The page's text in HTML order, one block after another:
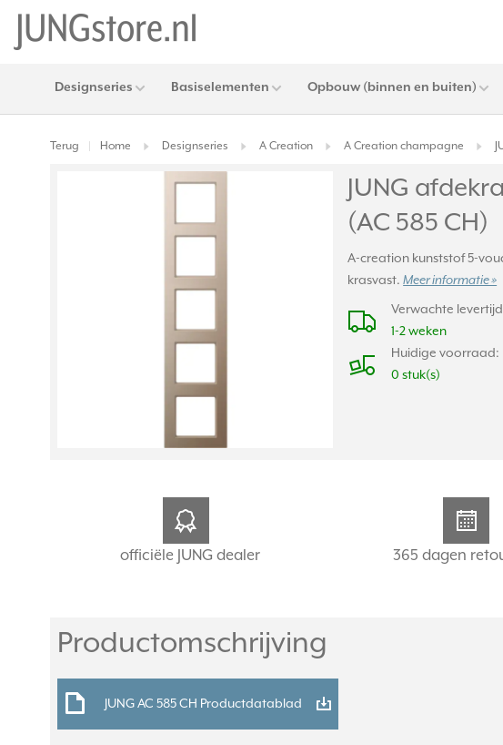
Designseries Basiselementen Opbouw (binnen en buiten)
Terug Home Designseries A Creation A Creation champagne
JUNG
(AC 585 CH)
A-creation kunststof 5-
krasvast.Meer informatie »
Verwachte
1-2 weken
Huidige voorraad:
0 stuk(s)
officiële JUNG dealer 365 dagen
Productomschrijving
JUNG AC 585 CH Productdatablad